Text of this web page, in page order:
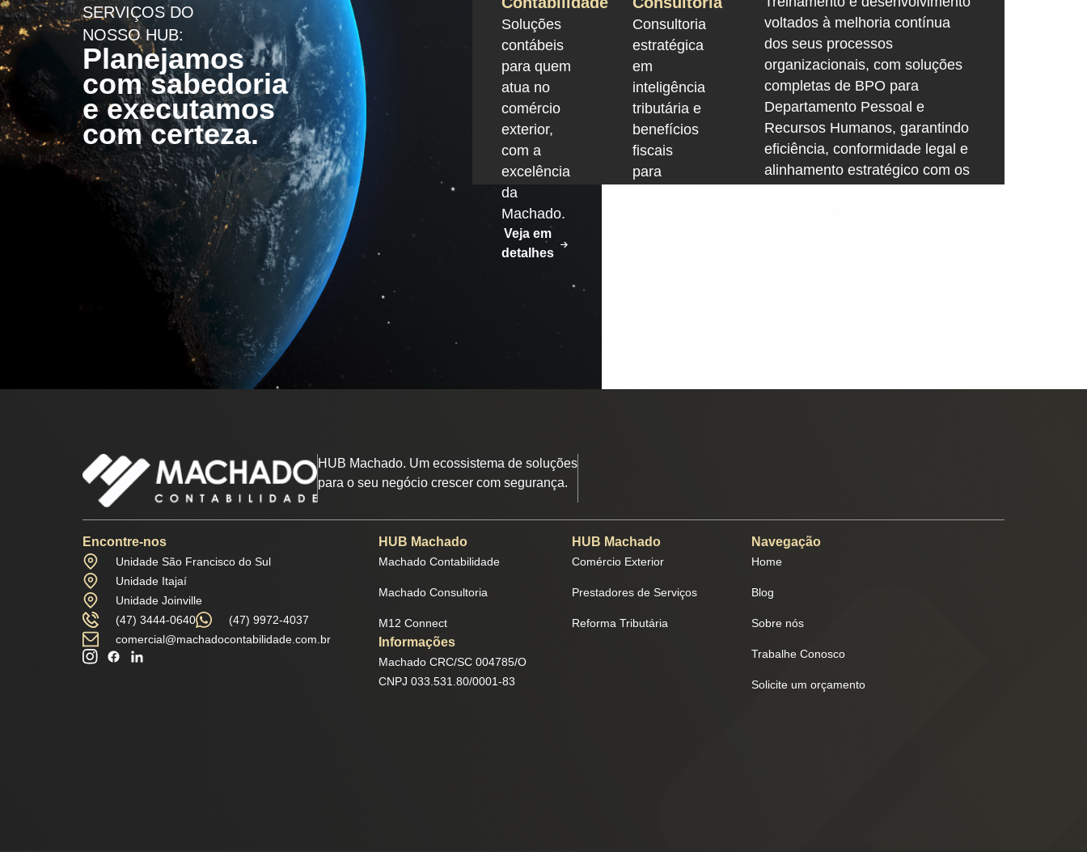
SERVIÇOS DO
NOSSO HUB:
Planejamos
com sabedoria
e executamos
com certeza.
Soluções
contábeis
para quem
atua no
comércio
exterior,
com a
excelência
da
Machado.
Veja em
detalhes
Consultoria
estratégica
em
inteligência
tributária e
benefícios
fiscais
para
voltados à melhoria contínua
dos seus processos
organizacionais, com soluções
completas de BPO para
Departamento Pessoal e
Recursos Humanos, garantindo
eficiência, conformidade legal e
alinhamento estratégico com os
HUB Machado. Um ecossistema de soluções
para o seu negócio crescer com segurança.
Encontre-nos
Unidade São Francisco do Sul
Unidade Itajaí
Unidade Joinville
(47) 3444-0640
(47) 9972-4037
comercial@machadocontabilidade.com.br
HUB Machado
Machado Contabilidade
Machado Consultoria
M12 Connect
Informações
Machado CRC/SC 004785/O
CNPJ 033.531.80/0001-83
HUB Machado
Comércio Exterior
Prestadores de Serviços
Reforma Tributária
Navegação
Home
Blog
Sobre nós
Trabalhe Conosco
Solicite um orçamento